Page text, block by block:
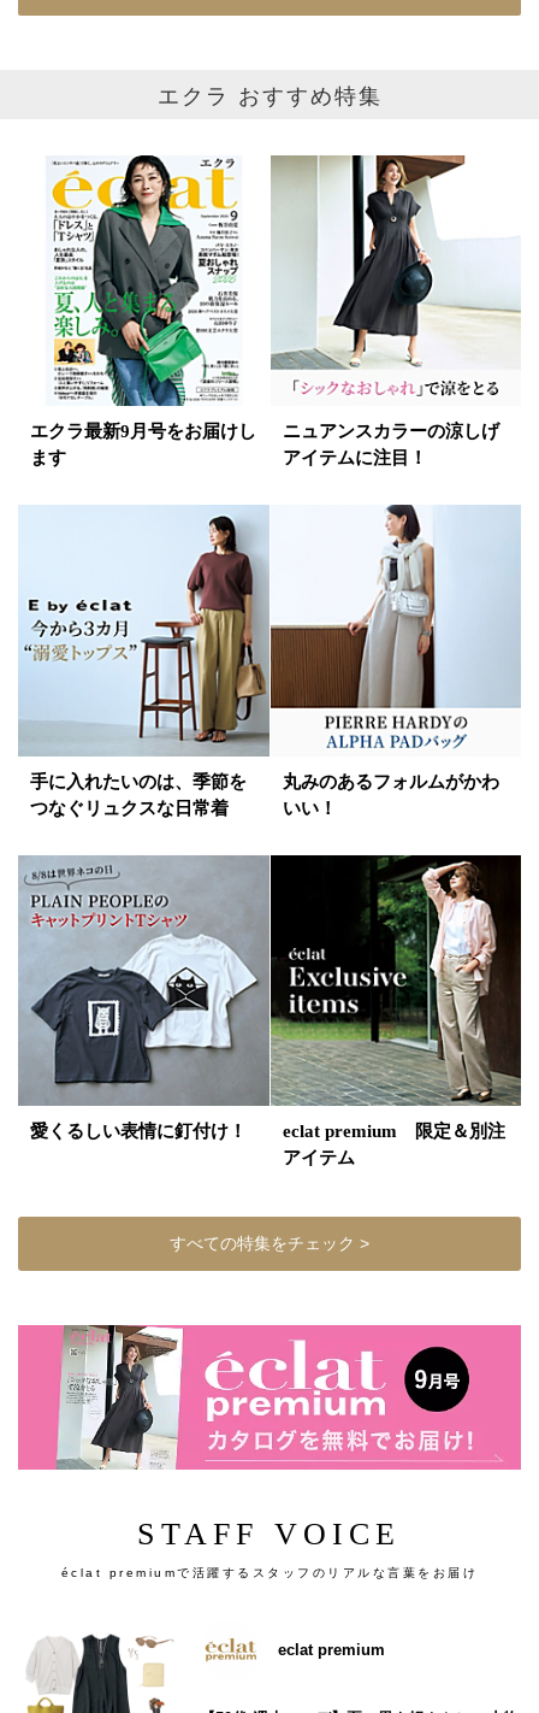
エクラ おすすめ特集
エクラ最新9月号をお届けし
ます
ニュアンスカラーの涼しげ
アイテムに注目！
手に入れたいのは、季節を
つなぐリュクスな日常着
丸みのあるフォルムがかわ
いい！
愛くるしい表情に釘付け！
eclat premium 限定＆別注
アイテム
すべての特集をチェック >
STAFF VOICE
éclat premiumで活躍するスタッフのリアルな言葉をお届け
eclat premium